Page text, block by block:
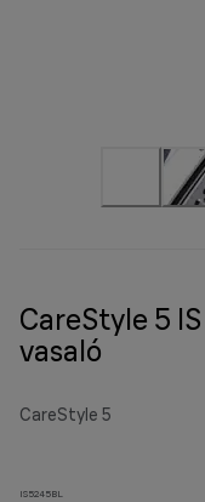
CareStyle 5
vasaló
CareStyle 5
IS5245BL